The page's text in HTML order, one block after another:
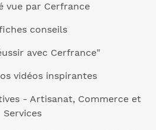
vue par Cerfrance
conseils
avec Cerfrance"
vidéos inspirantes
- Artisanat, Commerce et
Services